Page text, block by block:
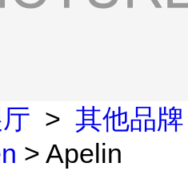
> 其他品牌
> Apelin